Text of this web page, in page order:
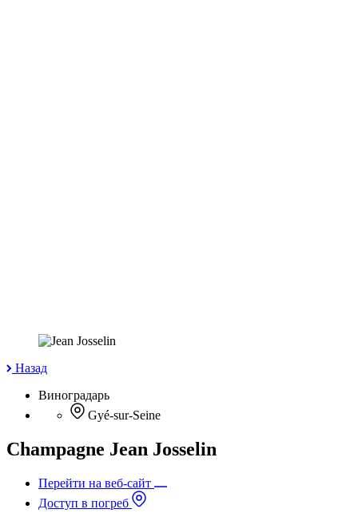
Назад
Виноградарь
Gyé-sur-Seine
Champagne Jean Josselin
Перейти на веб-сайт
Доступ в погреб